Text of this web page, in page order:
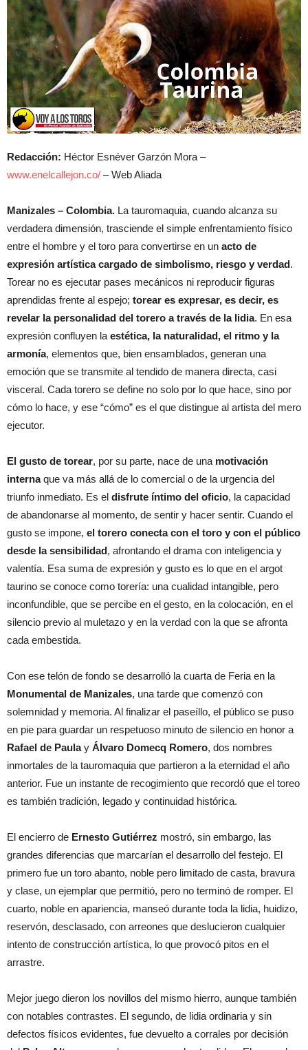
Redacción: Héctor Esnéver Garzón Mora –
www.enelcallejon.co/ – Web Aliada
Manizales – Colombia. La tauromaquia, cuando alcanza su
verdadera dimensión, trasciende el simple enfrentamiento físico
entre el hombre y el toro para convertirse en un acto de
expresión artística cargado de simbolismo, riesgo y verdad.
Torear no es ejecutar pases mecánicos ni reproducir figuras
aprendidas frente al espejo; torear es expresar, es decir, es
revelar la personalidad del torero a través de la lidia. En esa
expresión confluyen la estética, la naturalidad, el ritmo y la
armonía, elementos que, bien ensamblados, generan una
emoción que se transmite al tendido de manera directa, casi
visceral. Cada torero se define no solo por lo que hace, sino por
cómo lo hace, y ese “cómo” es el que distingue al artista del mero
ejecutor.
El gusto de torear, por su parte, nace de una motivación
internaque va más allá de lo comercial o de la urgencia del
triunfo inmediato. Es el disfrute íntimo del oficio, la capacidad
de abandonarse al momento, de sentir y hacer sentir. Cuando el
gusto se impone, el torero conecta con el toro y con el público
desde la sensibilidad, afrontando el drama con inteligencia y
valentía. Esa suma de expresión y gusto es lo que en el argot
taurino se conoce como torería: una cualidad intangible, pero
inconfundible, que se percibe en el gesto, en la colocación, en el
silencio previo al muletazo y en la verdad con la que se afronta
cada embestida.
Con ese telón de fondo se desarrolló la cuarta de Feria en la
Monumental de Manizales, una tarde que comenzó con
solemnidad y memoria. Al finalizar el paseíllo, el público se puso
en pie para guardar un respetuoso minuto de silencio en honor a
Rafael de Paulay Álvaro Domecq Romero, dos nombres
inmortales de la tauromaquia que partieron a la eternidad el año
anterior. Fue un instante de recogimiento que recordó que el toreo
es también tradición, legado y continuidad histórica.
El encierro de Ernesto Gutiérrez mostró, sin embargo, las
grandes diferencias que marcarían el desarrollo del festejo. El
primero fue un toro abanto, noble pero limitado de casta, bravura
y clase, un ejemplar que permitió, pero no terminó de romper. El
cuarto, noble en apariencia, manseó durante toda la lidia, huidizo,
reservón, desclasado, con arreones que deslucieron cualquier
intento de construcción artística, lo que provocó pitos en el
arrastre.
Mejor juego dieron los novillos del mismo hierro, aunque también
con notables contrastes. El segundo, de lidia ordinaria y sin
defectos físicos evidentes, fue devuelto a corrales por decisión